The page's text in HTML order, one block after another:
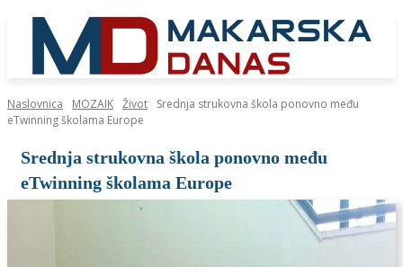
Naslovnica MOZAIK Život
Srednja strukovna škola ponovno među
eTwinning školama Europe
Srednja strukovna škola ponovno među
eTwinning školama Europe